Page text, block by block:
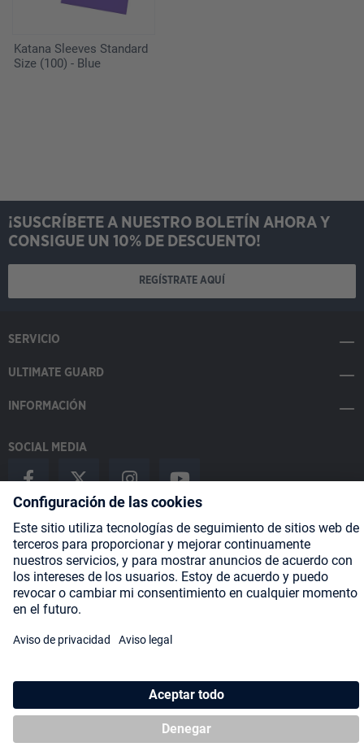
Katana Sleeves Standard
Size (100) - Blue
¡SUSCRÍBETE A NUESTRO BOLETÍN AHORA Y
CONSIGUE UN 10% DE DESCUENTO!
REGÍSTRATE AQUÍ
SERVICIO
ULTIMATE GUARD
INFORMACIÓN
SOCIAL MEDIA
Payment Methods
Shipping
* Todos los precios incluyen IVA másgastos de envíoy posibles
gastos de envío, si no se indica lo contrario.